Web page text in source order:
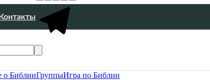
о БиблииГруппыИгра по Библии